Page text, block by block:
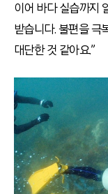
이어 바다 실습까지
받습니다. 불편을 극
대단한 것 같아요.”